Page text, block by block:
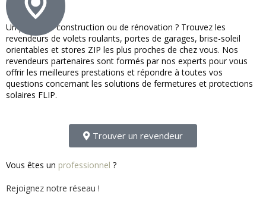
Un projet de construction ou de rénovation ? Trouvez les
revendeurs de volets roulants, portes de garages, brise-soleil
orientables et stores ZIP les plus proches de chez vous. Nos
revendeurs partenaires sont formés par nos experts pour vous
offrir les meilleures prestations et répondre à toutes vos
questions concernant les solutions de fermetures et protections
solaires FLIP.
Trouver un revendeur
Vous êtes un professionnel ?
Rejoignez notre réseau !